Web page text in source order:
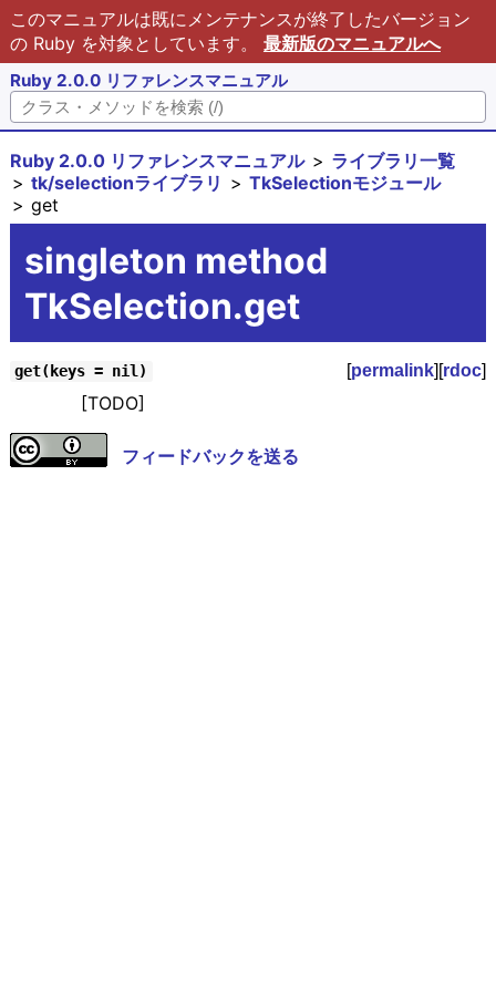
このマニュアルは既にメンテナンスが終了したバージョン
の Ruby を対象としています。 最新版のマニュアルへ
Ruby 2.0.0 リファレンスマニュアル
Ruby 2.0.0 リファレンスマニュアル
ライブラリ一覧
tk/selectionライブラリ
TkSelectionモジュール
get
singleton method
TkSelection.get
get(keys = nil) [permalink][rdoc]
[TODO]
フィードバックを送る